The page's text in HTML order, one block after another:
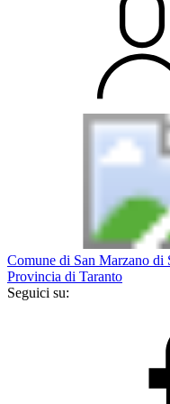
Comune di San Marzano di
Provincia di Taranto
Seguici su: